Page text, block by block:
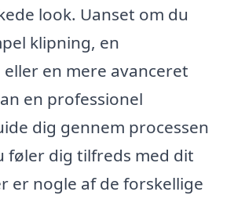
look. Uanset om du
klipning, en
en mere avanceret
en professionel
dig gennem processen
føler dig tilfreds med dit
er nogle af de forskellige